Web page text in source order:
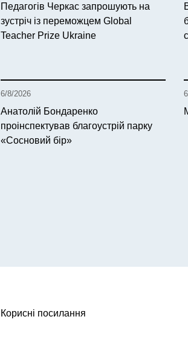
Педагогів Черкас запрошують на
зустріч із переможцем Global
Teacher Prize Ukraine
6/8/2026
Анатолій Бондаренко
проінспектував благоустрій парку
«Сосновий бір»
Корисні посилання